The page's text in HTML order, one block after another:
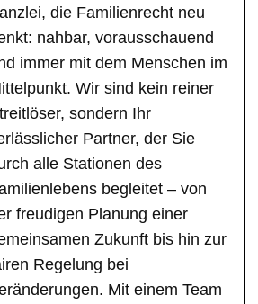
die Familienrecht neu
nahbar, vorausschauend
immer mit dem Menschen im
Wir sind kein reiner
sondern Ihr
Partner, der Sie
alle Stationen des
begleitet – von
freudigen Planung einer
Zukunft bis hin zur
Regelung bei
Mit einem Team